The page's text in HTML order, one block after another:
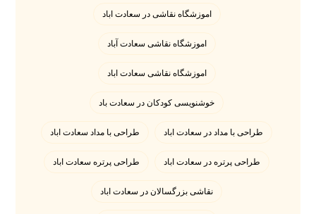
اموزشگاه نقاشی در سعادت اباد
اموزشگاه نقاشی سعادت آباد
اموزشگاه نقاشی سعادت اباد
خوشنویسی کودکان در سعادت باد
طراحی با مداد در سعادت اباد طراحی با مداد سعادت اباد
طراحی پرتره در سعادت اباد طراحی پرتره سعادت اباد
نقاشی بزرگسالان در سعادت اباد